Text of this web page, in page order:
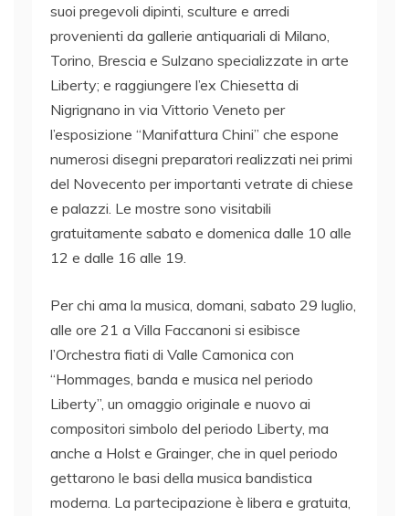
suoi pregevoli dipinti, sculture e arredi
provenienti da gallerie antiquariali di Milano,
Torino, Brescia e Sulzano specializzate in arte
Liberty; e raggiungere l’ex Chiesetta di
Nigrignano in via Vittorio Veneto per
l’esposizione “Manifattura Chini” che espone
numerosi disegni preparatori realizzati nei primi
del Novecento per importanti vetrate di chiese
e palazzi. Le mostre sono visitabili
gratuitamente sabato e domenica dalle 10 alle
12 e dalle 16 alle 19.
Per chi ama la musica, domani, sabato 29 luglio,
alle ore 21 a Villa Faccanoni si esibisce
l’Orchestra fiati di Valle Camonica con
“Hommages, banda e musica nel periodo
Liberty”, un omaggio originale e nuovo ai
compositori simbolo del periodo Liberty, ma
anche a Holst e Grainger, che in quel periodo
gettarono le basi della musica bandistica
moderna. La partecipazione è libera e gratuita,